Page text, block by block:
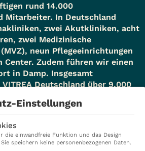
rund 14.000
Mitarbeiter. In Deutschland
zwei Akutkliniken, acht
zwei Medizinische
neun Pflegeeinrichtungen
Center. Zudem führen wir einen
in Damp. Insgesamt
Deutschland über 9.000
Ambulant
Einstellungen
die einwandfreie Funktion und das Design
speichern keine personenbezogenen Daten.